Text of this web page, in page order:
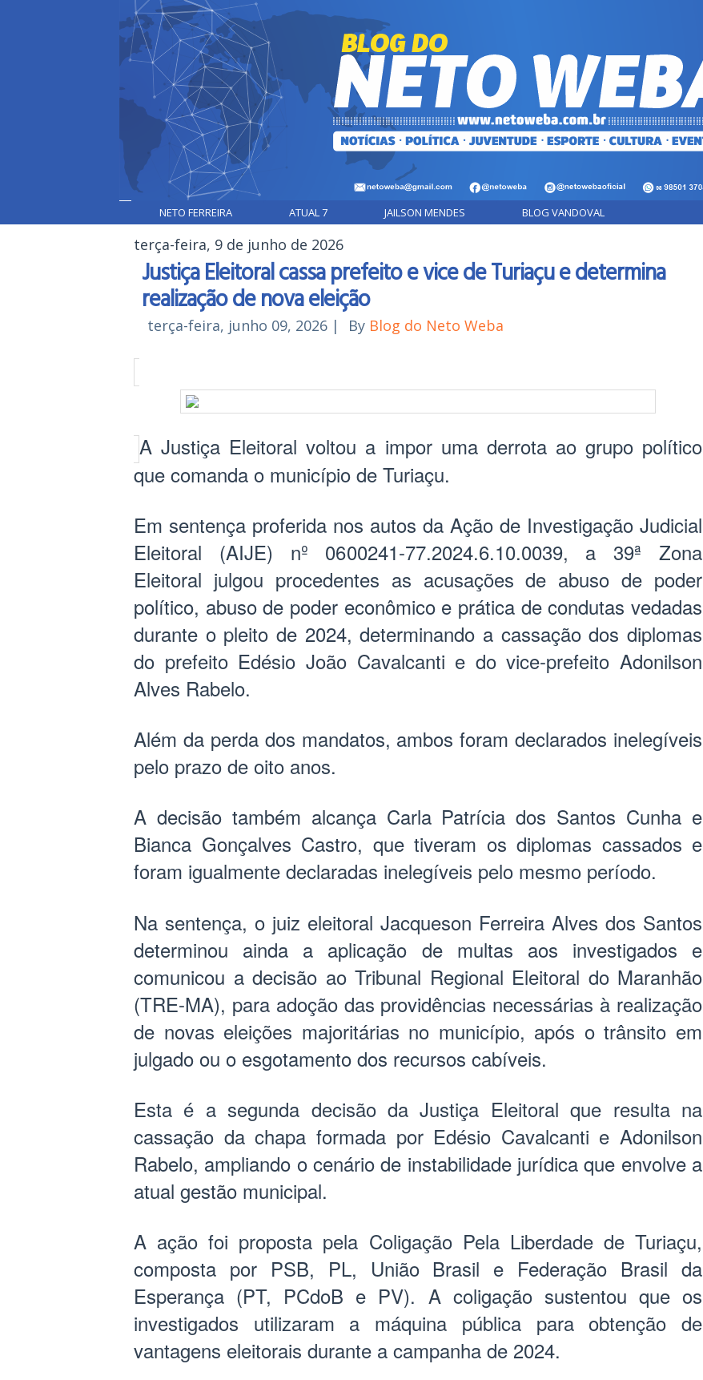
NETO FERREIRA ATUAL 7 JAILSON MENDES BLOG VANDOVAL
terça-feira, 9 de junho de 2026
Justiça Eleitoral cassa prefeito e vice de Turiaçu e determina
realização de nova eleição
terça-feira, junho 09, 2026 | By Blog do Neto Weba
A Justiça Eleitoral voltou a impor uma derrota ao grupo político
que comanda o município de Turiaçu.
Em sentença proferida nos autos da Ação de Investigação Judicial
Eleitoral (AIJE) nº 0600241-77.2024.6.10.0039, a 39ª Zona
Eleitoral julgou procedentes as acusações de abuso de poder
político, abuso de poder econômico e prática de condutas vedadas
durante o pleito de 2024, determinando a cassação dos diplomas
do prefeito Edésio João Cavalcanti e do vice-prefeito Adonilson
Alves Rabelo.
Além da perda dos mandatos, ambos foram declarados inelegíveis
pelo prazo de oito anos.
A decisão também alcança Carla Patrícia dos Santos Cunha e
Bianca Gonçalves Castro, que tiveram os diplomas cassados e
foram igualmente declaradas inelegíveis pelo mesmo período.
Na sentença, o juiz eleitoral Jacqueson Ferreira Alves dos Santos
determinou ainda a aplicação de multas aos investigados e
comunicou a decisão ao Tribunal Regional Eleitoral do Maranhão
(TRE-MA), para adoção das providências necessárias à realização
de novas eleições majoritárias no município, após o trânsito em
julgado ou o esgotamento dos recursos cabíveis.
Esta é a segunda decisão da Justiça Eleitoral que resulta na
cassação da chapa formada por Edésio Cavalcanti e Adonilson
Rabelo, ampliando o cenário de instabilidade jurídica que envolve a
atual gestão municipal.
A ação foi proposta pela Coligação Pela Liberdade de Turiaçu,
composta por PSB, PL, União Brasil e Federação Brasil da
Esperança (PT, PCdoB e PV). A coligação sustentou que os
investigados utilizaram a máquina pública para obtenção de
vantagens eleitorais durante a campanha de 2024.